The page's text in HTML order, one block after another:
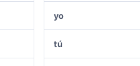
yo
tú